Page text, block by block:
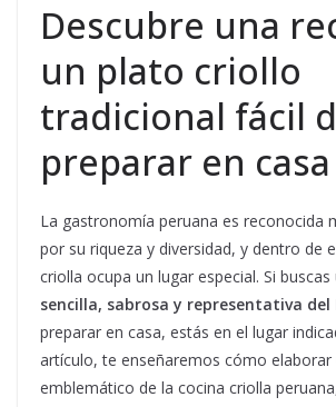
Descubre una
un plato criollo
tradicional fácil
preparar en casa
La gastronomía peruana es reconocida
por su riqueza y diversidad, y dentro de
criolla ocupa un lugar especial. Si buscas
sencilla, sabrosa y representativa del
preparar en casa, estás en el lugar
artículo, te enseñaremos cómo elaborar
emblemático de la cocina criolla